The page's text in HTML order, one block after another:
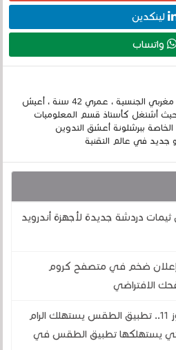
لينكدين
واتساب
إسمي الكامل الحسين مزواد ، مغربي الجنسية ، عمري 42 سنة ، أعيش
حيث أشتغل كأستاذ قسم المعلوميات
ببرشلونة أعشق التدوين
جديد في عالم التقنية
دردشة جديدة لأجهزة أندرويد
ضخم في متصفح كروم
الافتراضي
عيب جديد في الويندوز 11.. تطبيق الطقس يستهلك الرام
يستهلكها تطبيق الطقس في